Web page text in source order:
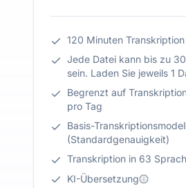
120 Minuten
Jede Datei kann bis zu
sein. Laden Sie jeweils 1
Begrenzt auf
pro Tag
Basis-
(Standardgenauigkeit)
Transkription in 63
KI-Übersetzung